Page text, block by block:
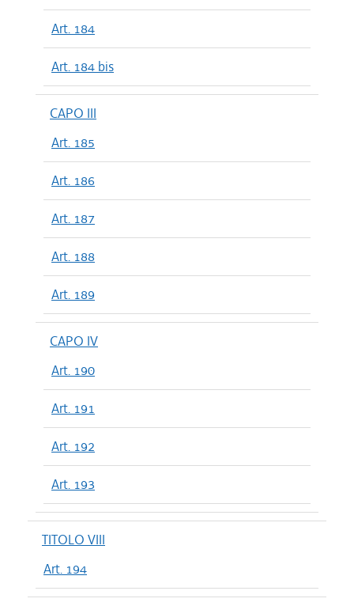
Art. 184
Art. 184 bis
CAPO III
Art. 185
Art. 186
Art. 187
Art. 188
Art. 189
CAPO IV
Art. 190
Art. 191
Art. 192
Art. 193
TITOLO VIII
Art. 194